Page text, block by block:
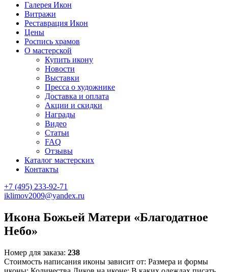
Галерея Икон
Витражи
Реставрация Икон
Цены
Роспись храмов
О мастерской
Купить икону
Новости
Выставки
Пресса о художнике
Доставка и оплата
Акции и скидки
Награды
Видео
Статьи
FAQ
Отзывы
Каталог мастерских
Контакты
+7 (495) 233-92-71
iklimov2009@yandex.ru
Икона Божьей Матери «Благодатное
Небо»
Номер для заказа: 238
Стоимость написания иконы зависит от: Размера и формы